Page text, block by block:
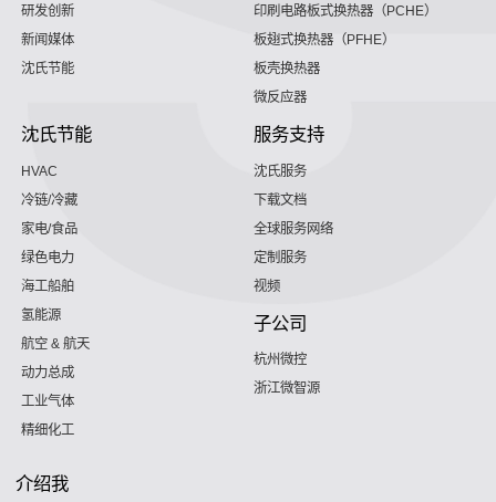
研发创新
新闻媒体
沈氏节能
印刷电路板式换热器（PCHE）
板翅式换热器（PFHE）
板壳换热器
微反应器
沈氏节能
HVAC
冷链/冷藏
家电/食品
绿色电力
海工船舶
氢能源
航空 & 航天
动力总成
工业气体
精细化工
服务支持
沈氏服务
下载文档
全球服务网络
定制服务
视频
子公司
杭州微控
浙江微智源
介绍我